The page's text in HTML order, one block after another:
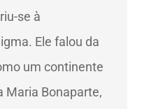
se à
Ele falou da
um continente
Maria Bonaparte,